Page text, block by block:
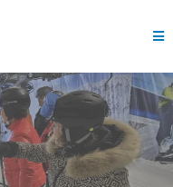
1 DAG!